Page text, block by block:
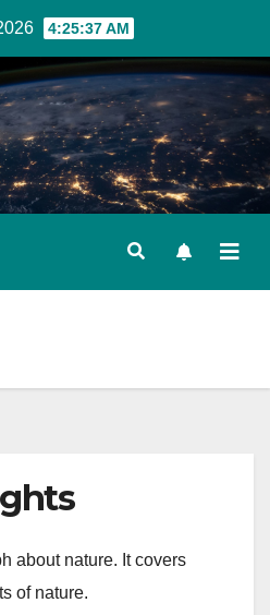
4:25:38 AM
about nature. It covers
of nature.